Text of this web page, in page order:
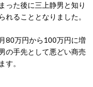
った後に三上静男と知り
ることとなりました。
80万円から100万円に増
の手先として悪どい商売
す。